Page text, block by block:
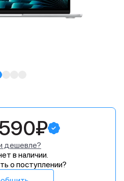
дешевле?
в наличии.
о поступлении?